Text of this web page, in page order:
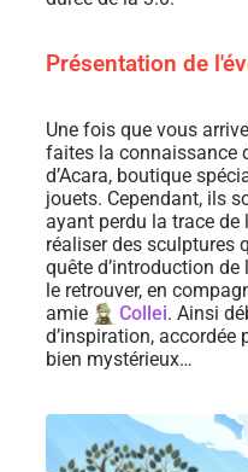
Présentation de
Une fois que vous
faites la connaissance
d’Acara, boutique
jouets. Cependant, ils
ayant perdu la trace de
réaliser des sculptures
quête d’introduction de
le retrouver, en
amie
Collei. Ainsi
d’inspiration, accordée
bien mystérieux…